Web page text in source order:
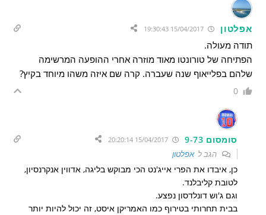
אפלטון
תודה מעולה.
הפתיחה של טורונטו מאוד מוזרה אחרי ההופעה המרשימה
שלהם בפלייאוף שנה שעברה. קרה שם איזה משהו מיוחד בקיץ?
0
סומסום 9-73 15/04/2017 20:20:14
הגב לאפלטון
כן, איבדו את הפרי אייג'נט הכי מבוקש בליגה, אדווין אנקרנסיון,
לטובת קליבלנד.
וגם ג'וש דונלדסון נפצע.
בבית תחרותי בטירוף כמו האמריקן איסט, זה יכול להיות יותר